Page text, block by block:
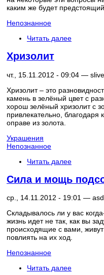
каким же будет
Непознанное
Читать далее
Хризолит
чт., 15.11.2012 - 09:04 —
Хризолит – это
камень в зелёный цвет с
хорош зелёный хризолит с
привлекательно, благодаря
оправе из золота.
Украшения
Непознанное
Читать далее
Сила и мощь
ср., 14.11.2012 - 19:01 —
Складывалось ли у вас
жизнь идет не так, как вы
происходящие с вами,
повлиять на их ход.
Непознанное
Читать далее